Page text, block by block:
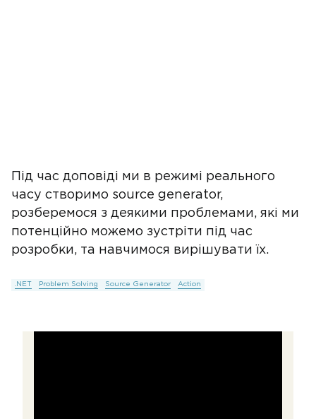
Під час доповіді ми в режимі реального
часу створимо source generator,
розберемося з деякими проблемами, які ми
потенційно можемо зустріти під час
розробки, та навчимося вирішувати їх.
.NET Problem Solving Source Generator Action